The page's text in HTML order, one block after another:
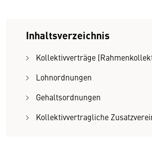
Inhaltsverzeichnis
Kollektivverträge
Lohnordnungen
Gehaltsordnungen
Kollektivvertragliche